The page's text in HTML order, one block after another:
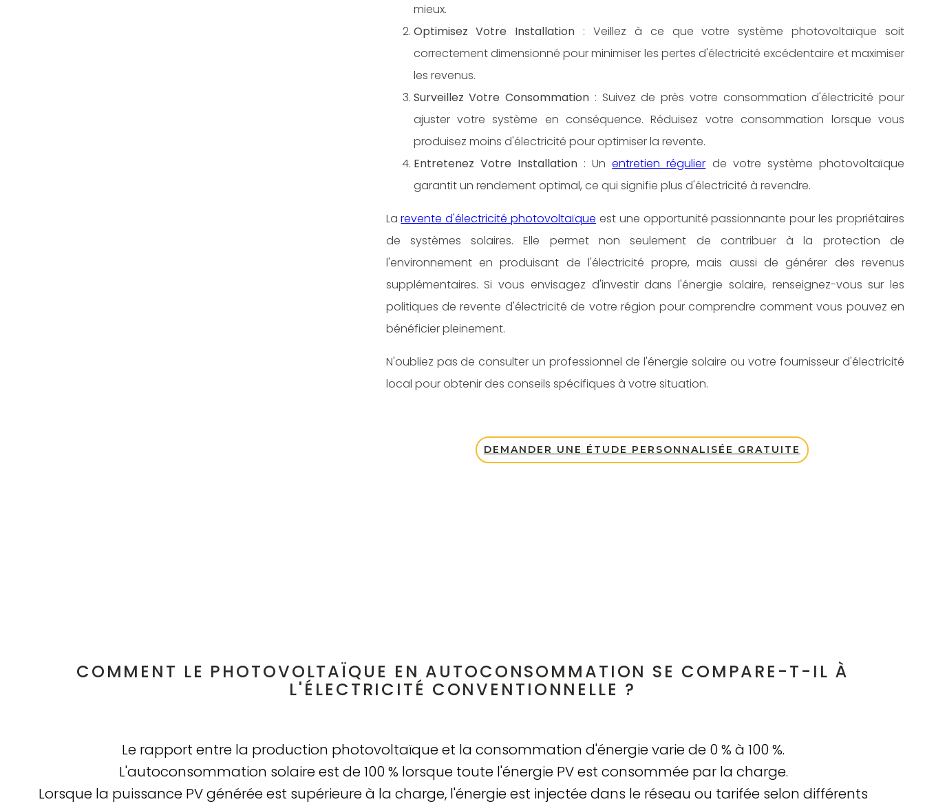
mieux.
Optimisez Votre Installation : Veillez à ce que votre système photovoltaïque soit
correctement dimensionné pour minimiser les pertes d'électricité excédentaire et maximiser
les revenus.
Surveillez Votre Consommation : Suivez de près votre consommation d'électricité pour
ajuster votre système en conséquence. Réduisez votre consommation lorsque vous
produisez moins d'électricité pour optimiser la revente.
Entretenez Votre Installation: Unentretien régulier de votre système photovoltaïque
garantit un rendement optimal, ce qui signifie plus d'électricité à revendre.
Larevente d'électricité photovoltaïque est une opportunité passionnante pour les propriétaires
de systèmes solaires. Elle permet non seulement de contribuer à la protection de
l'environnement en produisant de l'électricité propre, mais aussi de générer des revenus
supplémentaires. Si vous envisagez d'investir dans l'énergie solaire, renseignez-vous sur les
politiques de revente d'électricité de votre région pour comprendre comment vous pouvez en
bénéficier pleinement.
N'oubliez pas de consulter un professionnel de l'énergie solaire ou votre fournisseur d'électricité
local pour obtenir des conseils spécifiques à votre situation.
DEMANDER UNE ÉTUDE PERSONNALISÉE GRATUITE
COMMENT LE PHOTOVOLTAÏQUE EN AUTOCONSOMMATION SE COMPARE-T-IL À
L'ÉLECTRICITÉ CONVENTIONNELLE ?
Le rapport entre la production photovoltaïque et la consommation d'énergie varie de 0 % à 100 %.
L'autoconsommation solaire est de 100 % lorsque toute l'énergie PV est consommée par la charge.
Lorsque la puissance PV générée est supérieure à la charge, l'énergie est injectée dans le réseau ou tarifée selon différents